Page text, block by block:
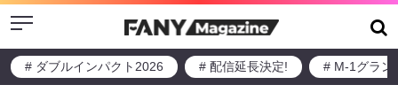
Menu
# ダブルインパクト2026 # 配信延長決定! # M-1グラン